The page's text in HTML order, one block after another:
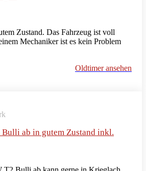
Zustand. Das Fahrzeug ist voll
Mechaniker ist es kein Problem
Oldtimer ansehen
ab in gutem Zustand inkl.